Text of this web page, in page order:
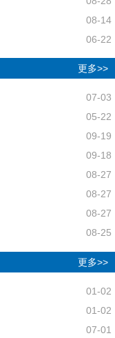
08-14
06-22
更多>>
07-03
05-22
09-19
09-18
08-27
08-27
08-27
08-25
更多>>
01-02
01-02
07-01